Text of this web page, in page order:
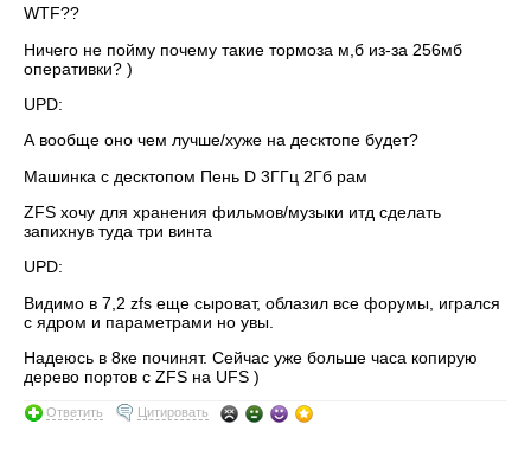
WTF??
Ничего не пойму почему такие тормоза м,б из-за 256мб
оперативки? )
UPD:
А вообще оно чем лучше/хуже на десктопе будет?
Машинка с десктопом Пень D 3ГГц 2Гб рам
ZFS хочу для хранения фильмов/музыки итд сделать
запихнув туда три винта
UPD:
Видимо в 7,2 zfs еще сыроват, облазил все форумы, игрался
с ядром и параметрами но увы.
Надеюсь в 8ке починят. Сейчас уже больше часа копирую
дерево портов с ZFS на UFS )
Ответить Цитировать